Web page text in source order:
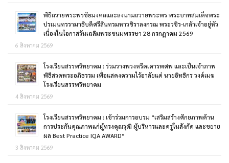
พิธีถวายพระพรชัยมงคลและลงนามถวายพระพร พระบาทสมเด็จพระ
ปรเมนทรรามาธิบดีศรีสินทรมหาวชิราลงกรณ พระวชิร-เกล้าเจ้าอยู่หัว
เนื่องในโอกาสวันเฉลิมพระชนมพรรษา 28 กรกฎาคม 2569
6 สิงหาคม 2569
โรงเรียนสรรพวิทยาคม : ร่วมวางพวงหรีดเคารพศพ และเป็นเจ้าภาพ
พิธีสวดพระอภิธรรม เพื่อแสดงความไว้อาลัยแด่ นายอิทธิกร วงค์เมฆ
โรงเรียนสรรพวิทยาคม
4 สิงหาคม 2569
โรงเรียนสรรพวิทยาคม : เข้าร่วมการอบรม “เสริมสร้างศักยภาพด้าน
การประกันคุณภาพแก่ผู้ทรงคุณวุฒิ ผู้บริหารและครูในสังกัด และขยาย
ผล Best Practice IQA AWARD”
3 สิงหาคม 2569